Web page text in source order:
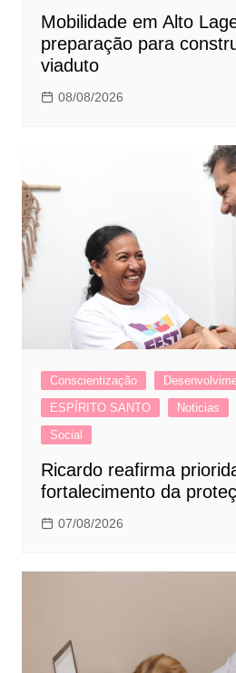
Mobilidade em Alto
preparação para
viaduto
08/08/2026
Conscientização
ESPÍRITO SANTO
Noticias
Social
Ricardo reafirma
fortalecimento da
07/08/2026